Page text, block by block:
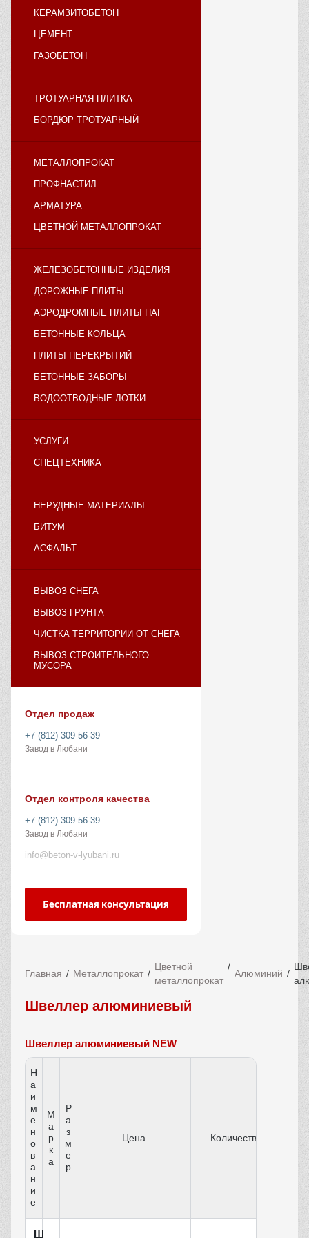
КЕРАМЗИТОБЕТОН
ЦЕМЕНТ
ГАЗОБЕТОН
ТРОТУАРНАЯ ПЛИТКА
БОРДЮР ТРОТУАРНЫЙ
МЕТАЛЛОПРОКАТ
ПРОФНАСТИЛ
АРМАТУРА
ЦВЕТНОЙ МЕТАЛЛОПРОКАТ
ЖЕЛЕЗОБЕТОННЫЕ ИЗДЕЛИЯ
ДОРОЖНЫЕ ПЛИТЫ
АЭРОДРОМНЫЕ ПЛИТЫ ПАГ
БЕТОННЫЕ КОЛЬЦА
ПЛИТЫ ПЕРЕКРЫТИЙ
БЕТОННЫЕ ЗАБОРЫ
ВОДООТВОДНЫЕ ЛОТКИ
УСЛУГИ
СПЕЦТЕХНИКА
НЕРУДНЫЕ МАТЕРИАЛЫ
БИТУМ
АСФАЛЬТ
ВЫВОЗ СНЕГА
ВЫВОЗ ГРУНТА
ЧИСТКА ТЕРРИТОРИИ ОТ СНЕГА
ВЫВОЗ СТРОИТЕЛЬНОГО
МУСОРА
Отдел продаж
+7 (812) 309-56-39
Завод в Любани
Отдел контроля качества
+7 (812) 309-56-39
Завод в Любани
info@beton-v-lyubani.ru
Бесплатная консультация
Главная Металлопрокат
Цветной
металлопрокат
Алюминий
Швеллер алюминиевый
Швеллер алюминиевый NEW
Н
а
и
м
е
н
о
в
а
н
и
е
М
а
р
к
а
Р
а
з
м
е
р
Цена Количество
Ш